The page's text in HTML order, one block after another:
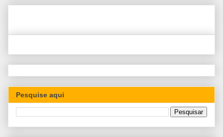
Pesquise aqui